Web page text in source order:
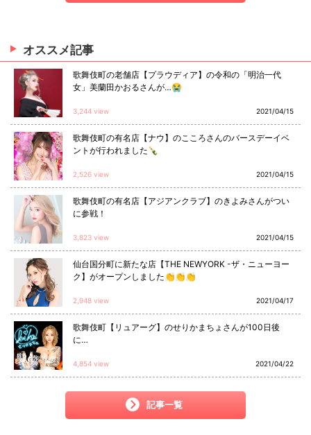
オススメ記事
歌舞伎町の老舗店【プラウディア】の令和の「明治一代
女」美蘭田かおるさんが…😭
3,244 view 2021/04/15
歌舞伎町の有名店【ナウ】のこころさんのバースデーイベ
ントが行われました🍾
2,526 view 2021/04/15
歌舞伎町の有名店【アジアンクラブ】のきよみさんがつい
に参戦！
3,823 view 2021/04/15
仙台国分町に新たな店【THE NEWYORK -ザ・ニューヨー
ク】がオープンしました👏👏👏
2,948 view 2021/04/17
歌舞伎町【リュアーグ】のせりかまちょさんが100日後
に…
4,854 view 2021/04/22
記事一覧